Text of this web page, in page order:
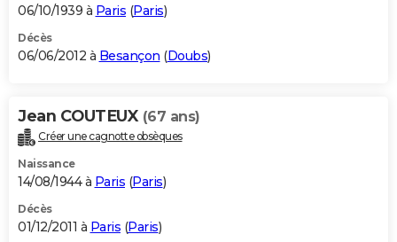
06/10/1939 à Paris (Paris)
Décès
06/06/2012 à Besançon (Doubs)
Jean COUTEUX (67 ans)
Créer une cagnotte obsèques
Naissance
14/08/1944 à Paris (Paris)
Décès
01/12/2011 à Paris (Paris)